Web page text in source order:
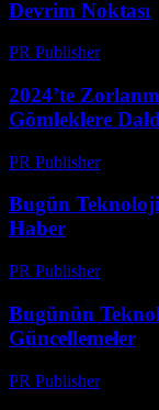
Devrim Noktası
PR Publisher-
2024’te
Gömleklere
PR Publisher-
Bugün
Haber
PR Publisher-
Bugünün
Güncellemeler
PR Publisher-